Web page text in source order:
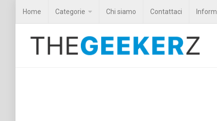
Home Categorie Chi siamo Contattaci